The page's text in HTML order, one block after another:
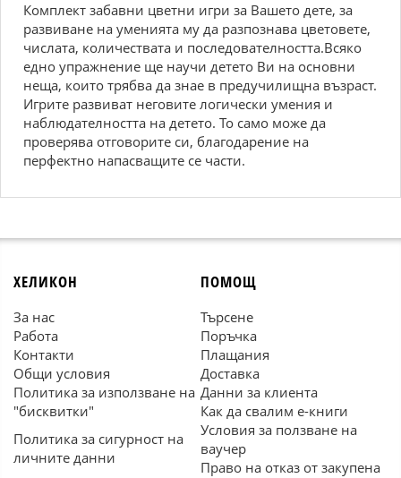
Комплект забавни цветни игри за Вашето дете, за
развиване на уменията му да разпознава цветовете,
числата, количествата и последователността.Всяко
едно упражнение ще научи детето Ви на основни
неща, които трябва да знае в предучилищна възраст.
Игрите развиват неговите логически умения и
наблюдателността на детето. То само може да
проверява отговорите си, благодарение на
перфектно напасващите се части.
ХЕЛИКОН
За нас
Работа
Контакти
Общи условия
Политика за използване на
"бисквитки"
Политика за сигурност на
личните данни
ПОМОЩ
Търсене
Поръчка
Плащания
Доставка
Данни за клиента
Как да свалим е-книги
Условия за ползване на
ваучер
Право на отказ от закупена